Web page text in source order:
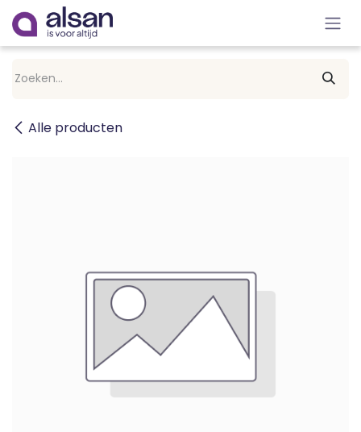
Overslaan naar inhoud
Alle producten